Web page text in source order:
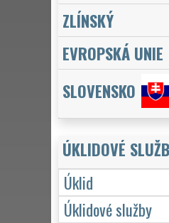
ZLÍNSKÝ
EVROPSKÁ UNIE
SLOVENSKO
ÚKLIDOVÉ
Úklid
Úklidové služby